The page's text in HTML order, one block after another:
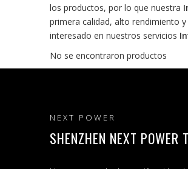
los productos, por lo que nuestra
primera calidad, alto rendimiento
interesado en nuestros servicios
No se encontraron productos
NEXT POWER
SHENZHEN NEXT POWER